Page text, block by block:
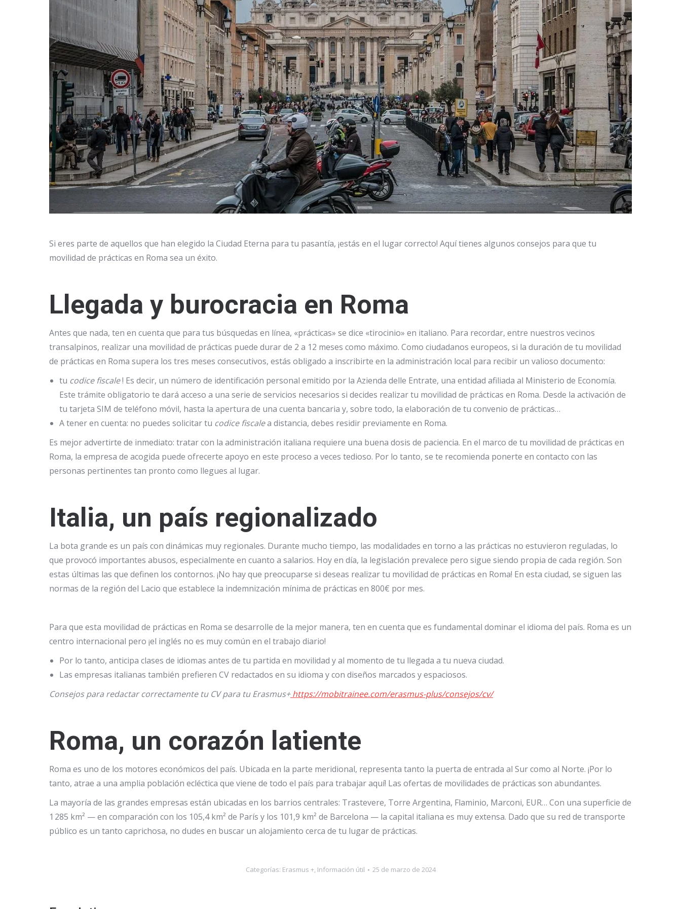
Si eres parte de aquellos que han elegido la Ciudad Eterna para tu pasantía, ¡estás en el lugar correcto! Aquí tienes algunos consejos para que tu
movilidad de prácticas en Roma sea un éxito.
Llegada y burocracia en Roma
Antes que nada, ten en cuenta que para tus búsquedas en línea, «prácticas» se dice «tirocinio» en italiano. Para recordar, entre nuestros vecinos
transalpinos, realizar una movilidad de prácticas puede durar de 2 a 12 meses como máximo. Como ciudadanos europeos, si la duración de tu movilidad
de prácticas en Roma supera los tres meses consecutivos, estás obligado a inscribirte en la administración local para recibir un valioso documento:
tu codice fiscale! Es decir, un número de identificación personal emitido por la Azienda delle Entrate, una entidad afiliada al Ministerio de Economía.
Este trámite obligatorio te dará acceso a una serie de servicios necesarios si decides realizar tu movilidad de prácticas en Roma. Desde la activación de
tu tarjeta SIM de teléfono móvil, hasta la apertura de una cuenta bancaria y, sobre todo, la elaboración de tu convenio de prácticas…
A tener en cuenta: no puedes solicitar tu codice fiscalea distancia, debes residir previamente en Roma.
Es mejor advertirte de inmediato: tratar con la administración italiana requiere una buena dosis de paciencia. En el marco de tu movilidad de prácticas en
Roma, la empresa de acogida puede ofrecerte apoyo en este proceso a veces tedioso. Por lo tanto, se te recomienda ponerte en contacto con las
personas pertinentes tan pronto como llegues al lugar.
Italia, un país regionalizado
La bota grande es un país con dinámicas muy regionales. Durante mucho tiempo, las modalidades en torno a las prácticas no estuvieron reguladas, lo
que provocó importantes abusos, especialmente en cuanto a salarios. Hoy en día, la legislación prevalece pero sigue siendo propia de cada región. Son
estas últimas las que definen los contornos. ¡No hay que preocuparse si deseas realizartu movilidad de prácticas en Roma! En esta ciudad, se siguen las
normas de la región del Lacio que establece la indemnización mínima de prácticas en 800€ por mes.
Para que esta movilidad de prácticas en Roma se desarrolle de la mejor manera, ten en cuenta que es fundamental dominar el idioma del país. Roma es un
centro internacional pero ¡el inglés no es muy común en el trabajo diario!
Por lo tanto, anticipa clases de idiomas antes de tu partida en movilidad y al momento de tu llegada a tu nueva ciudad.
Las empresas italianas también prefieren CV redactados en su idioma y con diseños marcados y espaciosos.
Consejos para redactar correctamente tu CV para tu Erasmus+ https://mobitrainee.com/erasmus-plus/consejos/cv/
Roma, un corazón latiente
Roma es uno de los motores económicos del país. Ubicada en la parte meridional, representa tanto la puerta de entrada al Sur como al Norte. ¡Por lo
tanto, atrae a una amplia población ecléctica que viene de todo el país para trabajar aquí! Las ofertas de movilidades de prácticas son abundantes.
La mayoría de las grandes empresas están ubicadas en los barrios centrales: Trastevere, Torre Argentina, Flaminio, Marconi, EUR… Con una superficie de
1 285 km² — en comparación con los 105,4 km² de París y los 101,9 km² de Barcelona — la capital italiana es muy extensa. Dado que su red de transporte
público es un tanto caprichosa, no dudes en buscar un alojamiento cerca de tu lugar de prácticas.
Categorías: Erasmus +, Información útil 25 de marzo de 2024